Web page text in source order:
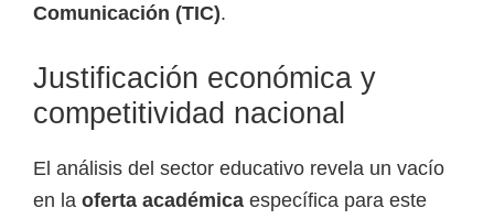
Comunicación (TIC).
Justificación económica y
competitividad nacional
El análisis del sector educativo revela un vacío
en la oferta académica específica para este